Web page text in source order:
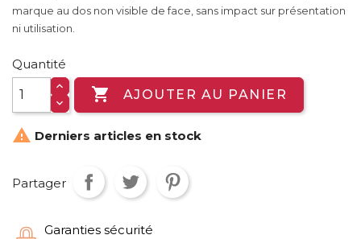
marque au dos non visible de face, sans impact sur présentation
ni utilisation.
Quantité
 AJOUTER AU PANIER
 Derniers articles en stock
Partager
Garanties sécurité